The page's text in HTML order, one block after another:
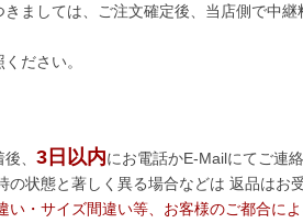
ましては、ご注文確定後、当店側で中
ください。
、 3日以内にお電話かE-Mailにてご連
の状態と著しく異る場合などは 返品はお
い・サイズ間違い等、お客様のご都合によ